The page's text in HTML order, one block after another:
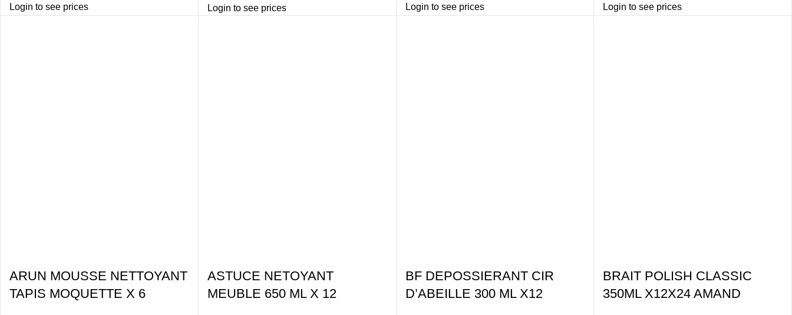
Login to see prices
Login to see prices
Login to see prices
Login to see prices
ARUN MOUSSE NETTOYANT
TAPIS MOQUETTE X 6
ASTUCE NETOYANT
MEUBLE 650 ML X 12
BF DEPOSSIERANT CIR
D’ABEILLE 300 ML X12
BRAIT POLISH CLASSIC
350ML X12X24 AMAND